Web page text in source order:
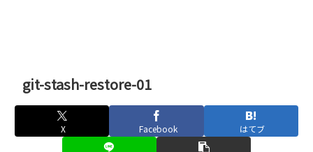
git-stash-restore-01
X Facebook はてブ